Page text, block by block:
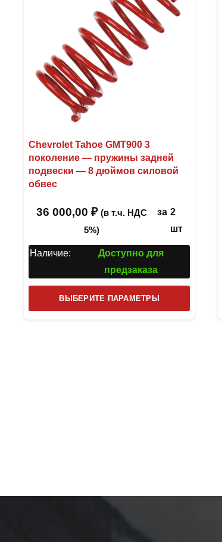
Chevrolet Tahoe GMT900 3
поколение — пружины задней
подвески — 8 дюймов силовой
обвес
36 000,00 ₽ (в т.ч. НДС
5%)
за 2
шт
Наличие:
Доступно для
предзаказа
ВЫБЕРИТЕ ПАРАМЕТРЫ
товар